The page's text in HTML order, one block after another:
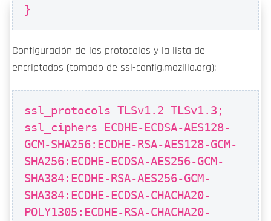
}
Configuración de los protocolos y la lista de
encriptados (tomado de ssl-config.mozilla.org):
ssl_protocols TLSv1.2 TLSv1.3;
ssl_ciphers ECDHE-ECDSA-AES128-
GCM-SHA256:ECDHE-RSA-AES128-GCM-
SHA256:ECDHE-ECDSA-AES256-GCM-
SHA384:ECDHE-RSA-AES256-GCM-
SHA384:ECDHE-ECDSA-CHACHA20-
POLY1305:ECDHE-RSA-CHACHA20-